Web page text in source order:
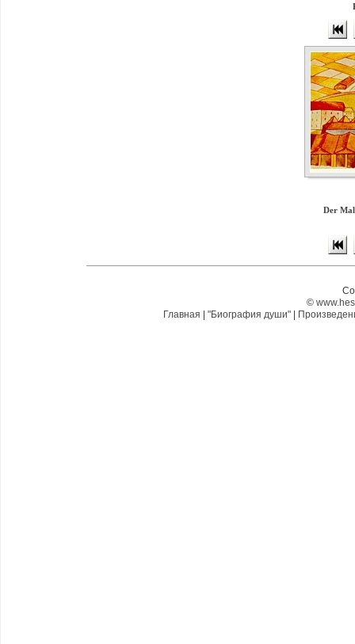
Der
©
Главная
"Биография души"